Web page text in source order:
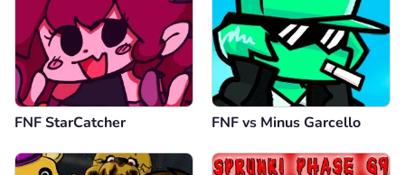
FNF StarCatcher FNF vs Minus Garcello